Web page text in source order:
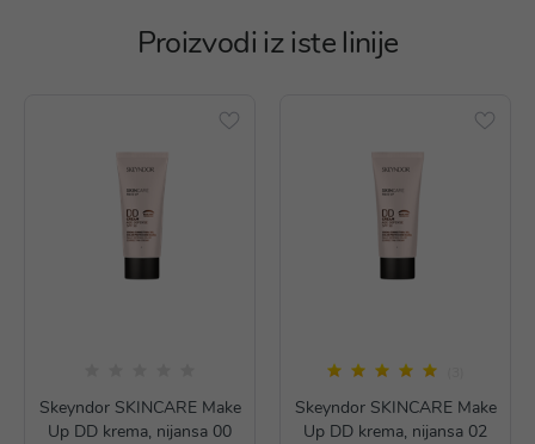
Proizvodi iz iste linije
Skeyndor SKINCARE Make
Up DD krema, nijansa 00
Skeyndor SKINCARE Make
Up DD krema, nijansa 02